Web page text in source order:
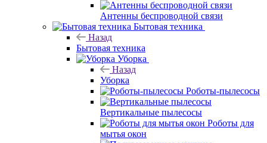
Антенны беспроводной связи
Бытовая техника
Назад
Бытовая техника
Уборка
Назад
Уборка
Роботы-пылесосы
Вертикальные пылесосы
Роботы для
мытья окон